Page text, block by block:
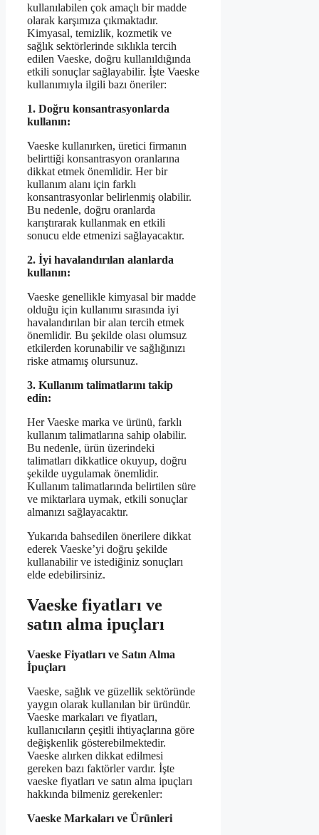
kullanılabilen çok amaçlı bir madde
olarak karşımıza çıkmaktadır.
Kimyasal, temizlik, kozmetik ve
sağlık sektörlerinde sıklıkla tercih
edilen Vaeske, doğru kullanıldığında
etkili sonuçlar sağlayabilir. İşte Vaeske
kullanımıyla ilgili bazı öneriler:
1. Doğru konsantrasyonlarda
kullanın:
Vaeske kullanırken, üretici firmanın
belirttiği konsantrasyon oranlarına
dikkat etmek önemlidir. Her bir
kullanım alanı için farklı
konsantrasyonlar belirlenmiş olabilir.
Bu nedenle, doğru oranlarda
karıştırarak kullanmak en etkili
sonucu elde etmenizi sağlayacaktır.
2. İyi havalandırılan alanlarda
kullanın:
Vaeske genellikle kimyasal bir madde
olduğu için kullanımı sırasında iyi
havalandırılan bir alan tercih etmek
önemlidir. Bu şekilde olası olumsuz
etkilerden korunabilir ve sağlığınızı
riske atmamış olursunuz.
3. Kullanım talimatlarını takip
edin:
Her Vaeske marka ve ürünü, farklı
kullanım talimatlarına sahip olabilir.
Bu nedenle, ürün üzerindeki
talimatları dikkatlice okuyup, doğru
şekilde uygulamak önemlidir.
Kullanım talimatlarında belirtilen süre
ve miktarlara uymak, etkili sonuçlar
almanızı sağlayacaktır.
Yukarıda bahsedilen önerilere dikkat
ederek Vaeske’yi doğru şekilde
kullanabilir ve istediğiniz sonuçları
elde edebilirsiniz.
Vaeske fiyatları ve
satın alma ipuçları
Vaeske Fiyatları ve Satın Alma
İpuçları
Vaeske, sağlık ve güzellik sektöründe
yaygın olarak kullanılan bir üründür.
Vaeske markaları ve fiyatları,
kullanıcıların çeşitli ihtiyaçlarına göre
değişkenlik gösterebilmektedir.
Vaeske alırken dikkat edilmesi
gereken bazı faktörler vardır. İşte
vaeske fiyatları ve satın alma ipuçları
hakkında bilmeniz gerekenler:
Vaeske Markaları ve Ürünleri